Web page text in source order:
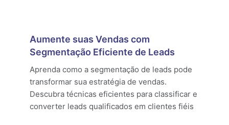
Aumente suas Vendas com
Segmentação Eficiente de Leads
Aprenda como a segmentação de leads pode
transformar sua estratégia de vendas.
Descubra técnicas eficientes para classificar e
converter leads qualificados em clientes fiéis